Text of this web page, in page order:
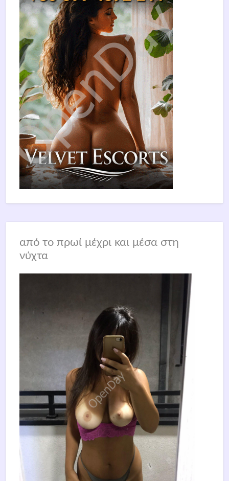
από το πρωί μέχρι και μέσα στη
νύχτα